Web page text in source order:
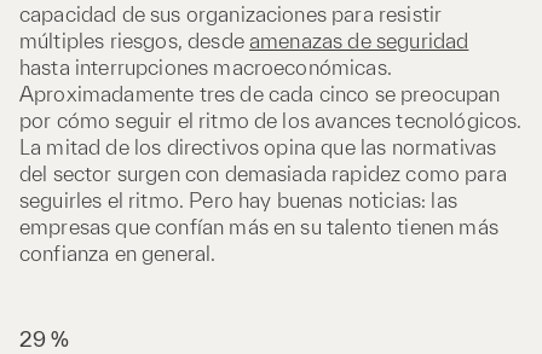
capacidad de sus organizaciones para resistir
múltiples riesgos, desde amenazas de seguridad
hasta interrupciones macroeconómicas.
Aproximadamente tres de cada cinco se preocupan
por cómo seguir el ritmo de los avances tecnológicos.
La mitad de los directivos opina que las normativas
del sector surgen con demasiada rapidez como para
seguirles el ritmo. Pero hay buenas noticias: las
empresas que confían más en su talento tienen más
confianza en general.
29 %